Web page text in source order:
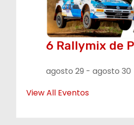
6 Rallymix de
agosto 29 - agosto 30
View All Eventos